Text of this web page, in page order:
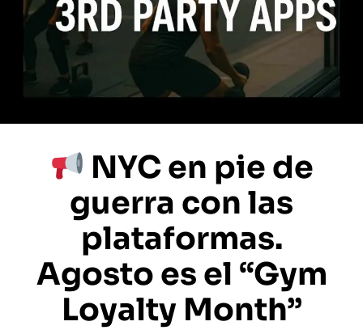
NYC en pie de
guerra con las
plataformas.
Agosto es el “Gym
Loyalty Month”